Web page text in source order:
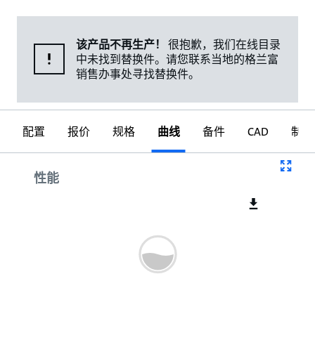
该产品不再生产！
很抱歉，我们在线目录
中未找到替换件。请您联系当地的格兰富
销售办事处寻找替换件。
配置 报价 规格 曲线 备件 CAD 制图
性能